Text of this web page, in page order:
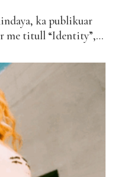
ka publikuar
me titull “Identity”,
shqiptare. Kënga e re
të thellë emocionale,